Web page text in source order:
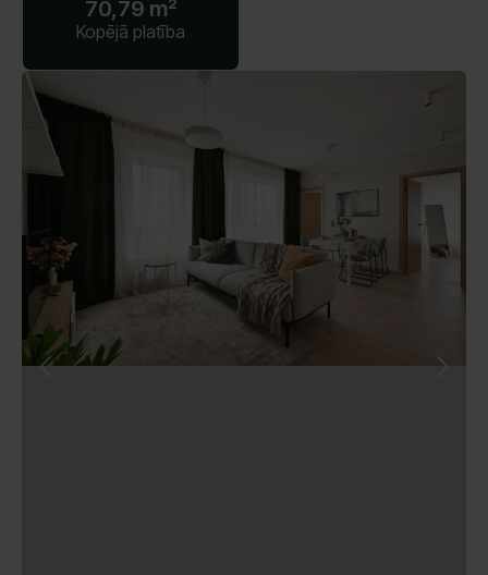
70,79 m²
Kopējā platība